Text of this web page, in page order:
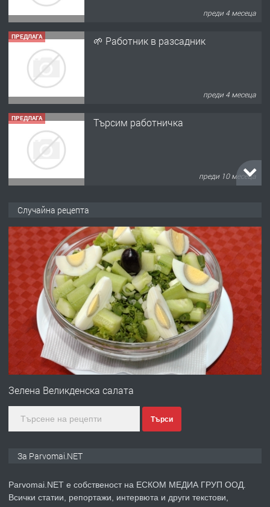
преди 4 месеца
ПРЕДЛАГА 🌱 Работник в разсадник
преди 4 месеца
ПРЕДЛАГА Търсим работничка
преди 10 месеца
преди 1 година
ПРЕДЛАГА Работа за общи работници
преди 1 година
Първи поход "По стъпките на Ангел
преди 1 година
Случайна рецепта
Зелена Великденска салата
Търси
За Parvomai.NET
Parvomai.NET е собственост на ЕСКОМ МЕДИА ГРУП ООД.
Всички статии, репортажи, интервюта и други текстови,